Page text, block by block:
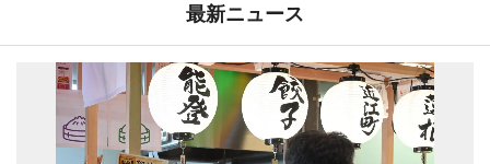
最新ニュース